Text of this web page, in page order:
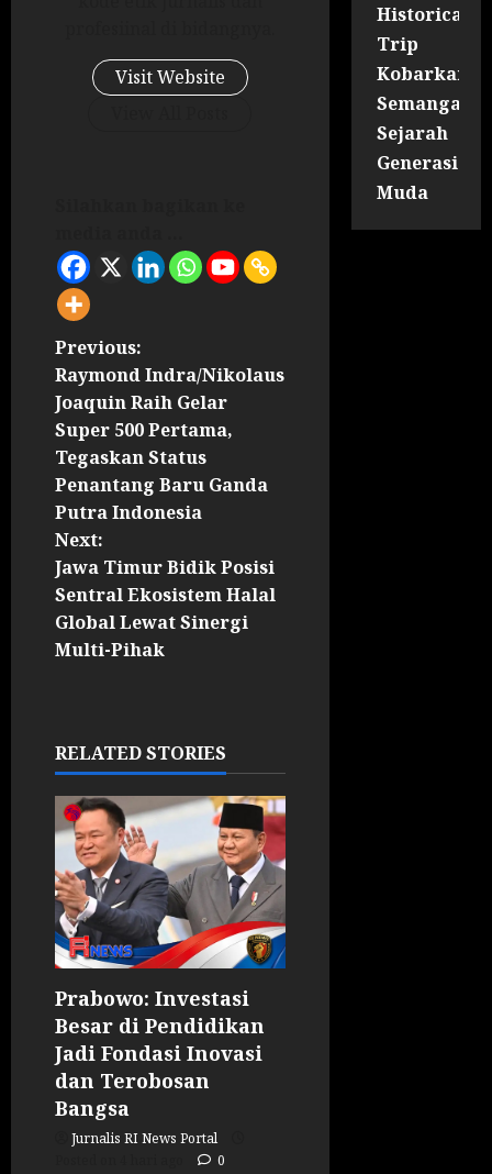
Visit Website
Previous:
Raymond Indra/Nikolaus
Joaquin Raih Gelar
Super 500 Pertama,
Tegaskan Status
Penantang Baru Ganda
Putra Indonesia
Next:
Jawa Timur Bidik Posisi
Sentral Ekosistem Halal
Global Lewat Sinergi
Multi-Pihak
RELATED STORIES
Prabowo: Investasi
Besar di Pendidikan
Jadi Fondasi Inovasi
dan Terobosan
Bangsa
Jurnalis RI News Portal
0
Historical
Trip
Kobarkan
Semangat
Sejarah
Generasi
Muda